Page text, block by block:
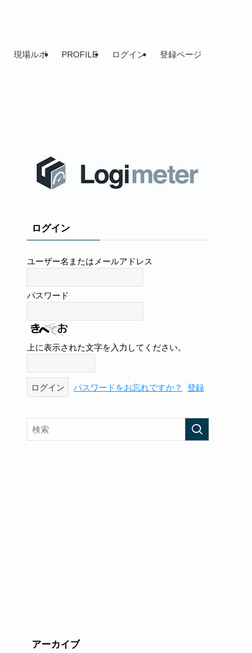
現場ルポ PROFILE ログイン 登録ページ
ログイン
ユーザー名またはメールアドレス
パスワード
上に表示された文字を入力してください。
パスワードをお忘れですか？ 登録
アーカイブ